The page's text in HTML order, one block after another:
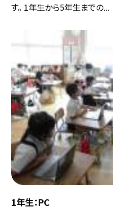
す。 1年生から5年生までの...
1年生：PC